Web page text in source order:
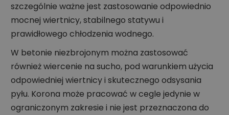
szczególnie ważne jest zastosowanie odpowiednio
mocnej wiertnicy, stabilnego statywu i
prawidłowego chłodzenia wodnego.
W betonie niezbrojonym można zastosować
również wiercenie na sucho, pod warunkiem użycia
odpowiedniej wiertnicy i skutecznego odsysania
pyłu. Korona może pracować w cegle jedynie w
ograniczonym zakresie i nie jest przeznaczona do